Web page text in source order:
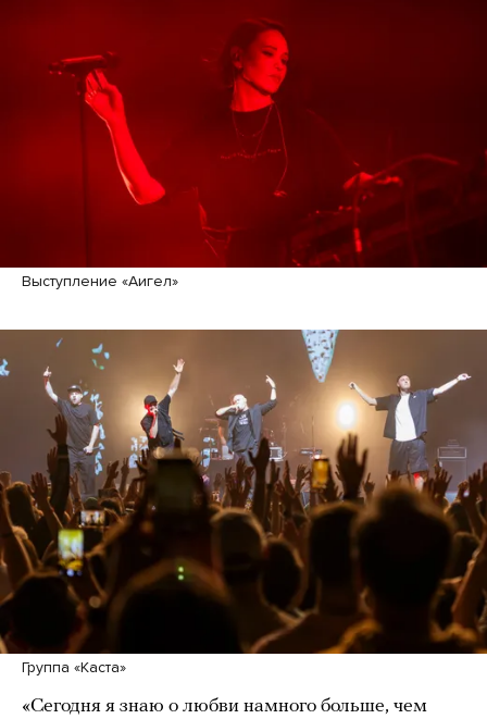
Выступление «Аигел»
Группа «Каста»
«Сегодня я знаю о любви намного больше, чем